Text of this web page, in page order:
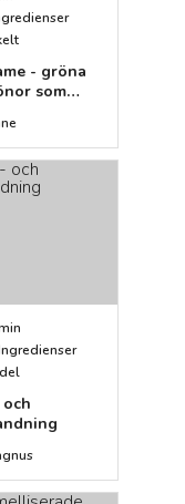
- gröna
som